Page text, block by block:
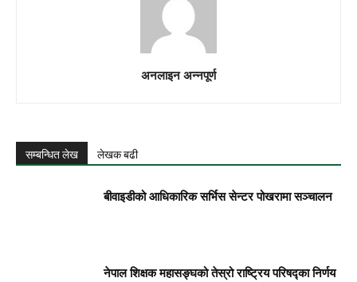
अनलाइन अन्नपूर्ण
सम्बन्धित लेख लेखक बढी
बीवाइडीको आधिकारिक सर्भिस सेन्टर पोखरामा सञ्चालन
नेपाल शिक्षक महासङ्घको तेस्रो राष्ट्रिय परिषद्का निर्णय